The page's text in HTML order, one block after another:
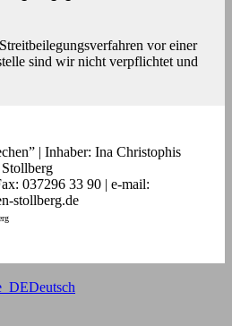
vor einer
sind wir nicht verpflichtet und
| Inhaber: Ina Christophis
Stollberg
037296 33 90 | e-mail:
stollberg.de
Deutsch